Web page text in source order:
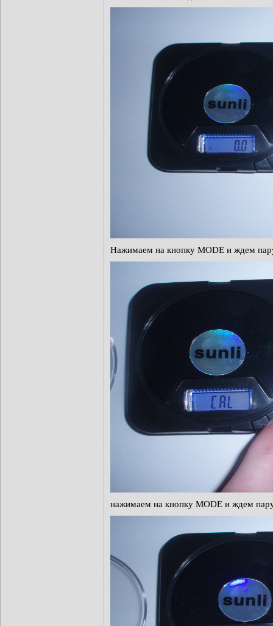
Нажимаем на кнопку MODE и ждем
нажимаем на кнопку MODE и ждем